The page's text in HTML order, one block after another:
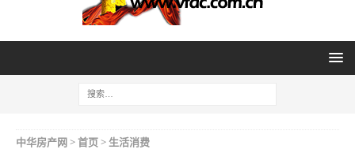
中华房产网>首页> 生活消费